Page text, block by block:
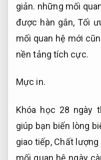
giản. những mối
được hàn gắn,Tối
mối quan hệ mới
nền tảng tích cực.
Mực in.
Khóa học 28 ngày
giúp bạn biến lòng
giao tiếp, Chất
mối quan hệ ngày